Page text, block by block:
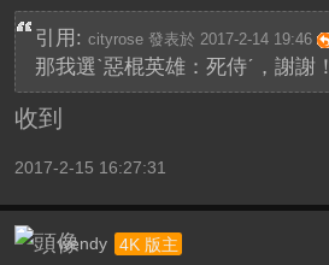
引用: cityrose 發表於 2017-2-14 19:46
那我選ˋ惡棍英雄：死侍ˊ，謝謝！
收到
2017-2-15 16:27:31
wendy 4K 版主